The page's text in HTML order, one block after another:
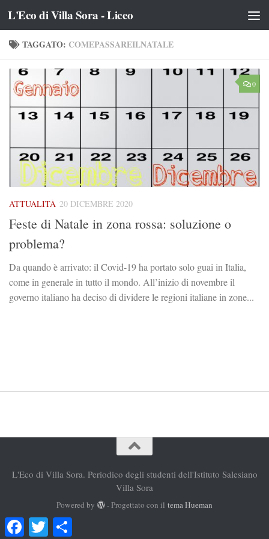
Salta al contenuto
L'Eco di Villa Sora - Liceo
TAGGATO: COMEPASSAREILNATALE
0
ATTUALITÀ 20 DICEMBRE 2020
Feste di Natale in zona rossa: soluzione o
problema?
Da quando è arrivato: il Covid-19 ha portato solo guai in Italia,
come in generale in tutto il mondo. All’inizio di novembre il
governo italiano ha deciso di dividere le regioni italiane in zone...
L'Eco di Villa Sora. Periodico degli studenti dell'Istituto Salesiano
Villa Sora
Powered by - Progettato con iltema Hueman
FacebookTwitter